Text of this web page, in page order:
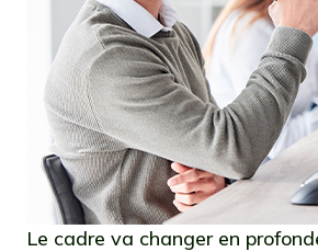
Le cadre va changer en